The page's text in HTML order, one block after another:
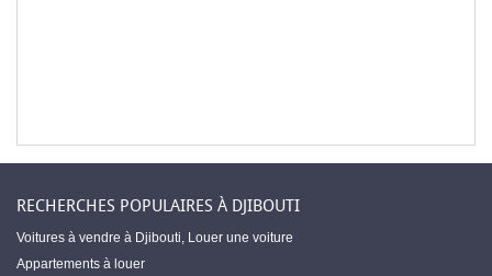
RECHERCHES POPULAIRES À DJIBOUTI
Voitures à vendre à Djibouti, Louer une voiture
Appartements à louer